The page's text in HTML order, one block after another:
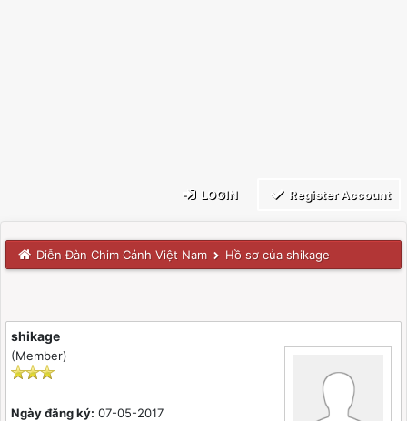
LOGIN Register Account
Diễn Đàn Chim Cảnh Việt Nam Hồ sơ của shikage
shikage
(Member)
Ngày đăng ký: 07-05-2017